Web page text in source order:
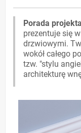
Porada
prezentuje się
drzwiowymi.
wokół całego
tzw. "stylu
architekturę